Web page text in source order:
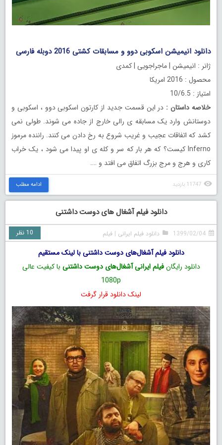
دانلود انیمیشن اسکوبی دوو و مسابقات کشتی 2016 دوبله فارسی
ژانر : انیمیشن | ماجراجویی | کمدی
محصول : 2016 امریکا
امتیاز : 10/6.5
خلاصه داستان : در این قسمت جدید از کارتون اسکوبی دوو ، اسکوبی و
دوستانش وارد یک مسابقه ی رالی خارج از جاده می شوند. طولی نمی
کشد که اتفاقات عجیب و غریب شروع به رخ دادن می کنند. راننده مرموز
Inferno کیست؟ که هر بار که سر و کله ی او پیدا می شود ، یک خراب
کاری و هرج و مرج بزرگ اتفاق می افتد و ….
11747 بازدید ادامه مطلب
دانلود فیلم آشغال‌ های دوست داشتنی
1399/02/04 دانلود فیلم ایرانی |فیلم 10 نظر
دانلود فیلم آشغال‌های دوست داشتنی با لینک مستقیم
دانلود رایگانفیلم ایرانی آشغال‌های دوست داشتنی با کیفیت عالی
1080p
لینک دانلود قرار گرفت